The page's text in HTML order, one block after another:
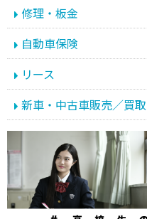
修理・板金
自動車保険
リース
新車・中古車販売／買取